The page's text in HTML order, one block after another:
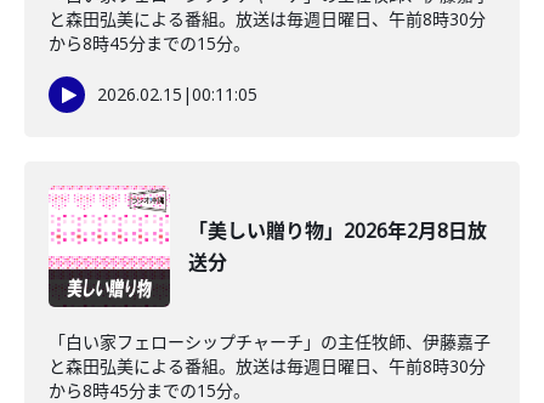
と森田弘美による番組。放送は毎週日曜日、午前8時30分
から8時45分までの15分。
2026.02.15 |00:11:05
「美しい贈り物」2026年2月8日放
送分
「白い家フェローシップチャーチ」の主任牧師、伊藤嘉子
と森田弘美による番組。放送は毎週日曜日、午前8時30分
から8時45分までの15分。